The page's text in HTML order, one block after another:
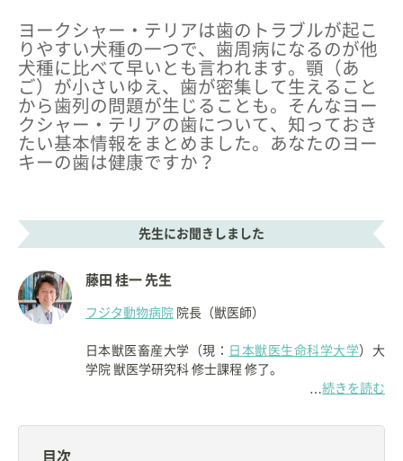
ヨークシャー・テリアは歯のトラブルが起こ
りやすい犬種の一つで、歯周病になるのが他
犬種に比べて早いとも言われます。顎（あ
ご）が小さいゆえ、歯が密集して生えること
から歯列の問題が生じることも。そんなヨー
クシャー・テリアの歯について、知っておき
たい基本情報をまとめました。あなたのヨー
キーの歯は健康ですか？
先生にお聞きしました
藤田 桂一 先生
フジタ動物病院院長（獣医師）
日本獣医畜産大学（現： 日本獣医生命科学大学）大
学院 獣医学研究科 修士課程 修了。
る。
…続きを読む
目次